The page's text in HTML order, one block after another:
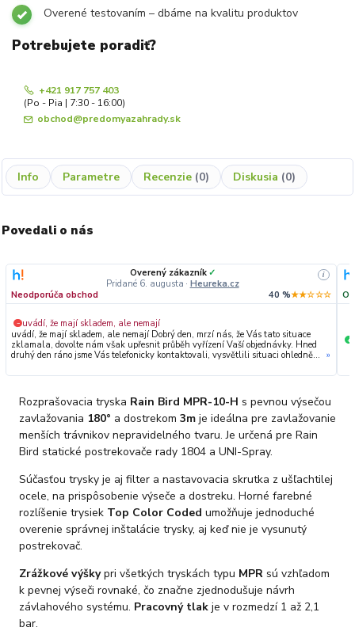
Overené testovaním – dbáme na kvalitu produktov
Potrebujete poradiť?
+421 917 757 403
(Po - Pia | 7:30 - 16:00)
obchod@predomyazahrady.sk
Info Parametre Recenzie 0 Diskusia 0
Povedali o nás
Overený zákazník ✓
Pridané 6. augusta · Heureka.cz
i
Neodporúča obchod 40 %★★☆☆☆
− uvádí, že mají skladem, ale nemají
uvádí, že mají skladem, ale nemají Dobrý den, mrzí nás, že Vás tato situace
zklamala, dovolte nám však upřesnit průběh vyřízení Vaší objednávky. Hned
druhý den ráno jsme Vás telefonicky kontaktovali, vysvětlili situaci ohledně
dodavatele. Jelikož zboží nebylo k dispozici ani u něj, museli jsme objednávku
Zakládáme si na férovém a rychlém jednání. O to více nás mrzí, že i přes naši
okamžitou reakci, osobní telefonát a maximální snahu náš obchod
nedoporučujete. Věříme, že nám v budoucnu dáte příležitost přesvědčit Vás o
»
+
Rozprašovacia tryska Rain Bird MPR-10-H s pevnou výsečou
zavlažovania 180° a dostrekom 3mje ideálna pre zavlažovanie
menších trávnikov nepravidelného tvaru. Je určená pre Rain
Bird statické postrekovače rady 1804 a UNI-Spray.
Súčasťou trysky je aj filter a nastavovacia skrutka z ušľachtilej
ocele, na prispôsobenie výseče a dostreku. Horné farebné
rozlíšenie trysiek Top Color Coded umožňuje jednoduché
overenie správnej inštalácie trysky, aj keď nie je vysunutý
postrekovač.
Zrážkové výškypri všetkých tryskách typu MPR sú vzhľadom
k pevnej výseči rovnaké, čo značne zjednodušuje návrh
závlahového systému. Pracovný tlakje v rozmedzí 1 až 2,1
bar.